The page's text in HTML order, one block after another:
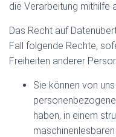
die Verarbeitung mithilfe
Das Recht auf
Fall folgende Rechte,
Freiheiten anderer
Sie können von
haben, in einem